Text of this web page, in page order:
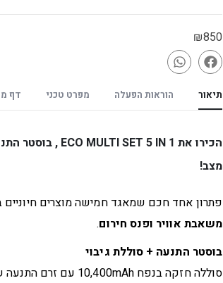
₪850
תיאור הוראות הפעלה מפרט טכני דף
הכירו את ECO MULTI SET 5 IN 1 ,
מצב!
פתרון אחד חכם שמאגד חמישה מוצרים
משאבת אוויר ופנס חירום.
בוסטר התנעה + סוללת גיבוי